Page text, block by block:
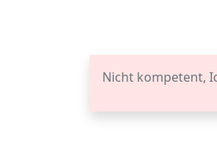
Nicht kompetent,